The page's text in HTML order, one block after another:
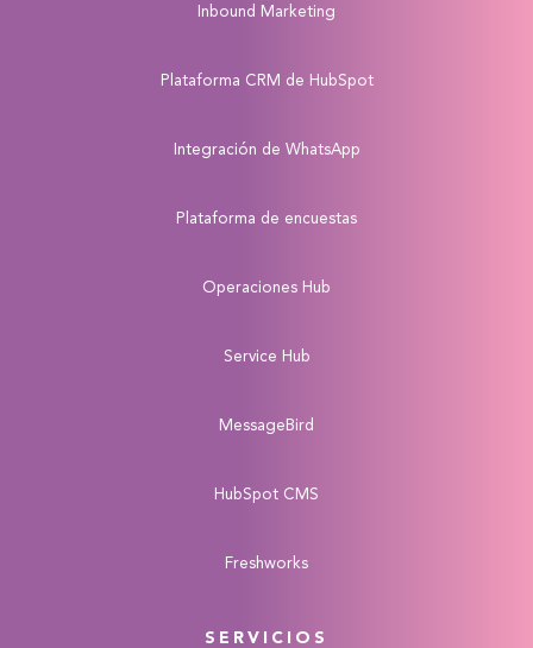
Inbound Marketing
Plataforma CRM de HubSpot
Integración de WhatsApp
Plataforma de encuestas
Operaciones Hub
Service Hub
MessageBird
HubSpot CMS
Freshworks
SERVICIOS